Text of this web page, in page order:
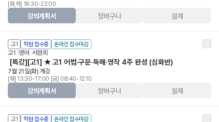
[화,목] 18:30-22:00
강의계획서 장바구니 결제
고1 학원 접수중 온라인 접수마감
고1 영어 서원희
[특강][고1] ★ 고1 어법·구문·독해·영작 4주 완성 (심화반)
7월 21일(화) 개강
[화] 13:30-17:00 [금] 08:40-12:10
강의계획서 장바구니 결제
고1 학원 접수중 온라인 접수마감